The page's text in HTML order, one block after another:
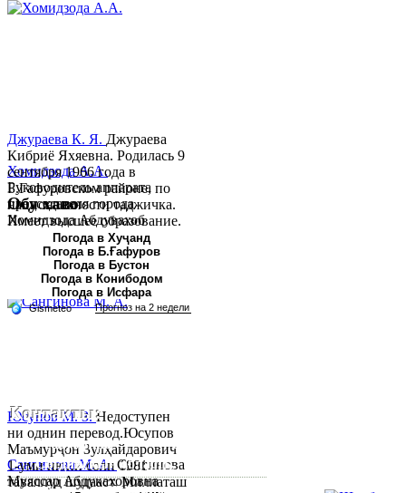
Хомидзода А.А.
Руководитель аппарата
председателя города
Хомидзода Абдувахоб
Абдумаджид родился 8
июня 1978 года в городе
Худжанде. По
национальности...
Сангинова М. А.Сангинова
Муяссар Абдукахоровна
Джураева К. Я. Джураева
Кибриё Яхяевна. Родилась 9
сентября 1966 года в
Б.Гафуровском районе, по
национальности таджичка.
Имеет высшее образование.
В 1997 ...
Юсупов М. З.Недоступен
ни однин перевод.Юсупов
Маъмурҷон Зулҳайдарович
1-уми июни соли 1981
таваллуд шудааст. Миллаташ
Обу хаво
Погода в Хуҷанд
Погода в Б.Ғафуров
Погода в Бустон
Погода в Конибодом
Погода в Исфара
Контакты:
Республика Таджикистан,
Согдийскый область,